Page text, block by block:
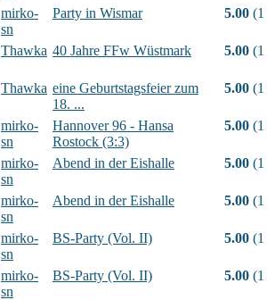
mirko-
sn
Party in Wismar 5.00 (1
Thawka 40 Jahre FFw Wüstmark 5.00 (1
Thawka eine Geburtstagsfeier zum
18. ...
5.00 (1
mirko-
sn
Hannover 96 - Hansa
Rostock (3:3)
5.00 (1
mirko-
sn
Abend in der Eishalle 5.00 (1
mirko-
sn
Abend in der Eishalle 5.00 (1
mirko-
sn
BS-Party (Vol. II) 5.00 (1
mirko-
sn
BS-Party (Vol. II) 5.00 (1